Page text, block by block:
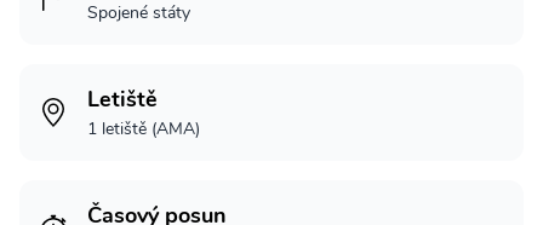
Spojené státy
Letiště
1 letiště (AMA)
Časový posun